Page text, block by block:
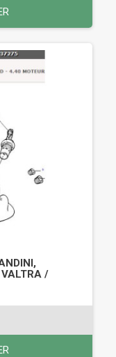
VALTRA /